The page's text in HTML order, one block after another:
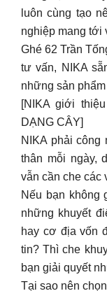
[NIKA giới
DẠNG CÂY]
NIKA phải công
thân mỗi ngày,
vẫn cần che các
Nếu bạn không
những khuyết
hay cơ địa vốn
tin? Thì che
bạn giải quyết
Tại sao nên
Tiện lợi: dễ
lúc mọi nơi.
Dễ sử dụng:
đều lên da.
Che phủ tốt: